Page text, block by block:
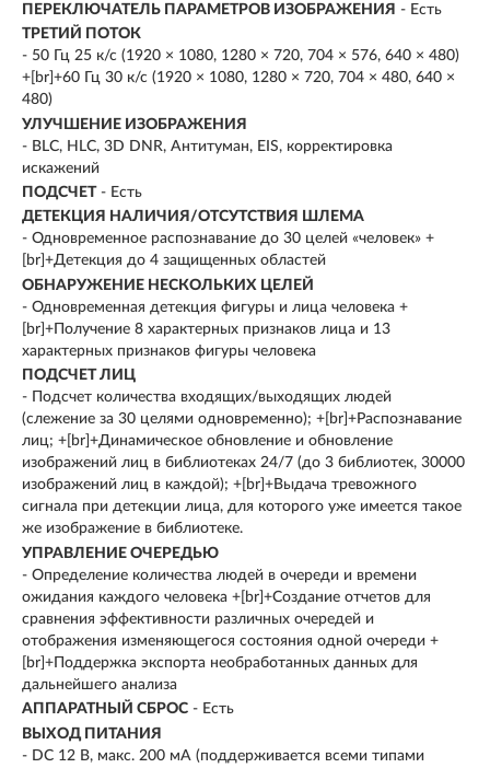
ПЕРЕКЛЮЧАТЕЛЬ ПАРАМЕТРОВ ИЗОБРАЖЕНИЯ - Есть
ТРЕТИЙ ПОТОК
- 50 Гц 25 к/с (1920 × 1080, 1280 × 720, 704 × 576, 640 × 480)
+[br]+60 Гц 30 к/с (1920 × 1080, 1280 × 720, 704 × 480, 640 ×
480)
УЛУЧШЕНИЕ ИЗОБРАЖЕНИЯ
- BLC, HLC, 3D DNR, Антитуман, EIS, корректировка
искажений
ПОДСЧЕТ - Есть
ДЕТЕКЦИЯ НАЛИЧИЯ/ОТСУТСТВИЯ ШЛЕМА
- Одновременное распознавание до 30 целей «человек» +
[br]+Детекция до 4 защищенных областей
ОБНАРУЖЕНИЕ НЕСКОЛЬКИХ ЦЕЛЕЙ
- Одновременная детекция фигуры и лица человека +
[br]+Получение 8 характерных признаков лица и 13
характерных признаков фигуры человека
ПОДСЧЕТ ЛИЦ
- Подсчет количества входящих/выходящих людей
(слежение за 30 целями одновременно); +[br]+Распознавание
лиц; +[br]+Динамическое обновление и обновление
изображений лиц в библиотеках 24/7 (до 3 библиотек, 30000
изображений лиц в каждой); +[br]+Выдача тревожного
сигнала при детекции лица, для которого уже имеется такое
же изображение в библиотеке.
УПРАВЛЕНИЕ ОЧЕРЕДЬЮ
- Определение количества людей в очереди и времени
ожидания каждого человека +[br]+Создание отчетов для
сравнения эффективности различных очередей и
отображения изменяющегося состояния одной очереди +
[br]+Поддержка экспорта необработанных данных для
дальнейшего анализа
АППАРАТНЫЙ СБРОС - Есть
ВЫХОД ПИТАНИЯ
- DC 12 В, макс. 200 мA (поддерживается всеми типами